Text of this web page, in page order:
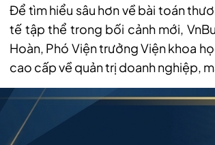
Để tìm hiểu sâu hơn về bài toán
tế tập thể trong bối cảnh mới,
Hoàn, Phó Viện trưởng Viện khoa
cao cấp về quản trị doanh nghiệp,